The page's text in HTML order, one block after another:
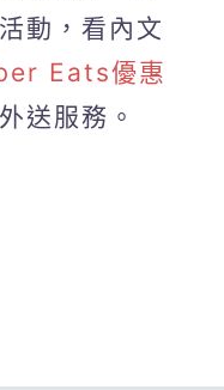
動，看內文
Eats優惠
送服務。